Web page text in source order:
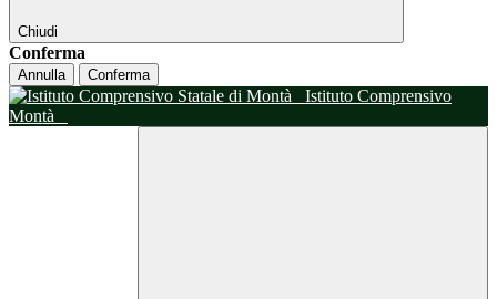
Chiudi
Conferma
Annulla Conferma
Istituto Comprensivo
Montà